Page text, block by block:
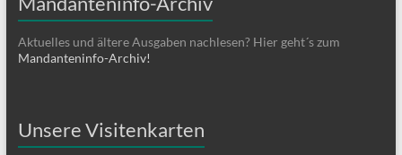
Aktuelles und ältere Ausgaben nachlesen? Hier geht´s zum
Mandanteninfo-Archiv!
Unsere Visitenkarten